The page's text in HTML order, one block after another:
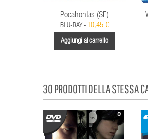
Pocahontas (SE)
BLU-RAY - 10,45 €
Aggiungi al carrello
30 PRODOTTI DELLA STESSA